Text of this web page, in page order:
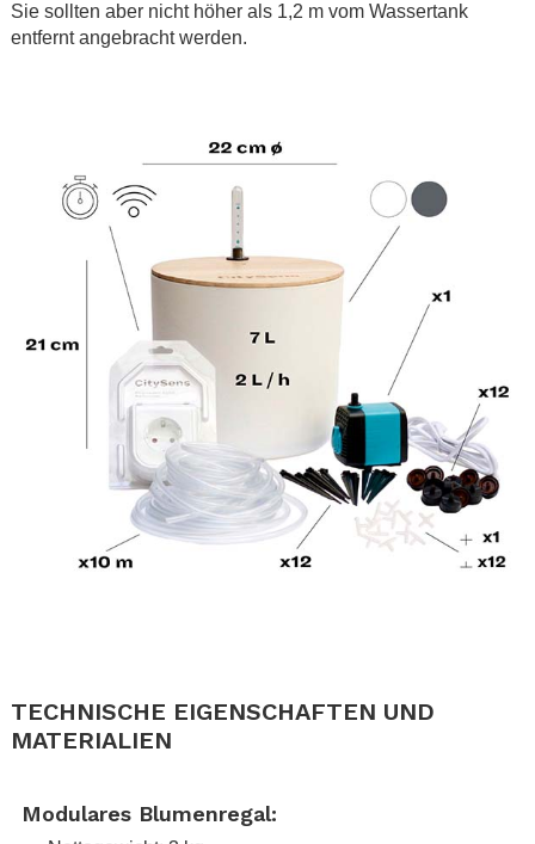
Sie sollten aber nicht höher als 1,2 m vom Wassertank
entfernt angebracht werden.
TECHNISCHE EIGENSCHAFTEN UND
MATERIALIEN
Modulares Blumenregal: